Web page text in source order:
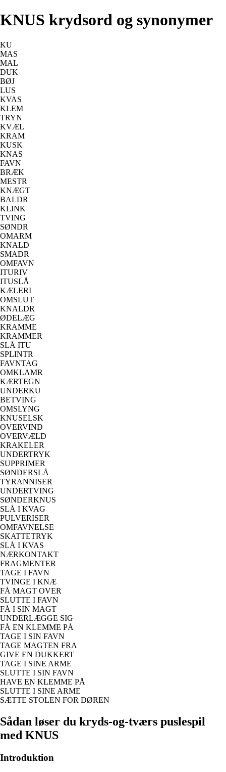
KNUS krydsord og synonymer
KU
MAS
MAL
DUK
BØJ
LUS
KVAS
KLEM
TRYN
KVÆL
KRAM
KUSK
KNAS
FAVN
BRÆK
MESTR
KNÆGT
BALDR
KLINK
TVING
SØNDR
OMARM
KNALD
SMADR
OMFAVN
ITURIV
ITUSLÅ
KÆLERI
OMSLUT
KNALDR
ØDELÆG
KRAMME
KRAMMER
SLÅ ITU
SPLINTR
FAVNTAG
OMKLAMR
KÆRTEGN
UNDERKU
BETVING
OMSLYNG
KNUSELSK
OVERVIND
OVERVÆLD
KRAKELER
UNDERTRYK
SUPPRIMER
SØNDERSLÅ
TYRANNISER
UNDERTVING
SØNDERKNUS
SLÅ I KVAG
PULVERISER
OMFAVNELSE
SKATTETRYK
SLÅ I KVAS
NÆRKONTAKT
FRAGMENTER
TAGE I FAVN
TVINGE I KNÆ
FÅ MAGT OVER
SLUTTE I FAVN
FÅ I SIN MAGT
UNDERLÆGGE SIG
FÅ EN KLEMME PÅ
TAGE I SIN FAVN
TAGE MAGTEN FRA
GIVE EN DUKKERT
TAGE I SINE ARME
SLUTTE I SIN FAVN
HAVE EN KLEMME PÅ
SLUTTE I SINE ARME
SÆTTE STOLEN FOR DØREN
Sådan løser du kryds-og-tværs puslespil
med KNUS
Introduktion